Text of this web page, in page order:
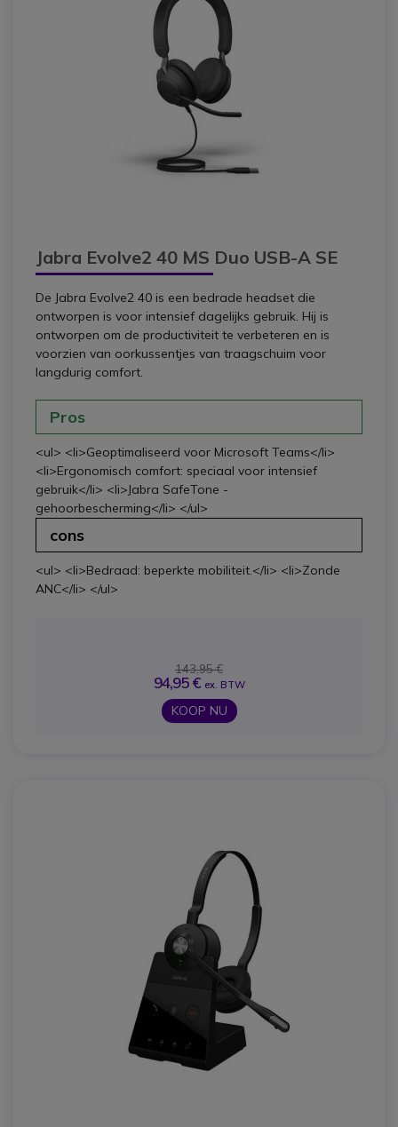
Jabra Evolve2 40 MS Duo USB-A SE
De Jabra Evolve2 40 is een bedrade headset die
ontworpen is voor intensief dagelijks gebruik. Hij is
ontworpen om de productiviteit te verbeteren en is
voorzien van oorkussentjes van traagschuim voor
langdurig comfort.
Pros
<ul> <li>Geoptimaliseerd voor Microsoft Teams</li>
<li>Ergonomisch comfort: speciaal voor intensief
gebruik</li> <li>Jabra SafeTone -
gehoorbescherming</li> </ul>
cons
<ul> <li>Bedraad: beperkte mobiliteit.</li> <li>Zonde
ANC</li> </ul>
143,95 €
94,95 € ex. BTW
KOOP NU